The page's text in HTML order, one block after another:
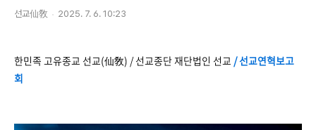
선교仙敎 2025. 7. 6. 10:23
한민족 고유종교 선교(仙敎) / 선교종단 재단법인 선교 / 선교연혁보고
회